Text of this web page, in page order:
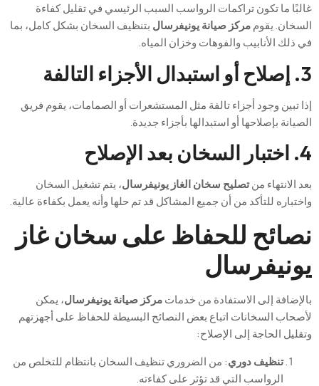
غالبًا ما تكون تراكمات الرواسب السبب الرئيسي في تقليل كفاءة
السخان. يقوممركز صيانة يونيفرسال بتنظيف السخان بشكل كامل، بما
في ذلك الأنابيب والفوهات وخزان المياه.
3. إصلاح أو استبدال الأجزاء التالفة
إذا تبين وجود أجزاء تالفة مثل المستشعرات أو الصمامات، يقوم فريق
الصيانة بإصلاحها أو استبدالها بأجزاء جديدة.
4. اختبار السخان بعد الإصلاح
بعد الانتهاء منتصليح سخان الغاز يونيفرسال، يتم تشغيل السخان
واختباره للتأكد من أن جميع المشاكل قد تم حلها وأنه يعمل بكفاءة عالية.
نصائح للحفاظ على سخان غاز
يونيفرسال
بالإضافة إلى الاستفادة من خدماتمركز صيانة يونيفرسال، يمكن
لأصحاب السخانات اتباع بعض النصائح البسيطة للحفاظ على أجهزتهم
وتقليل الحاجة إلى الإصلاح:
تنظيف دوري: من الضروري تنظيف السخان بانتظام للتخلص من
الرواسب التي قد تؤثر على كفاءته.